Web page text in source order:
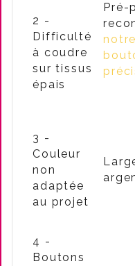
2 -
Difficulté
à coudre
sur tissus
épais
Pré-
3 -
Couleur
non
adaptée
au projet
4 -
Boutons